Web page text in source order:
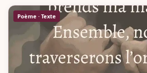
Poème · Texte